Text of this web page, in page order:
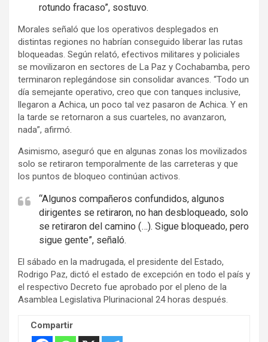
m
e
n
t
:
rotundo fracaso”, sostuvo.
Morales señaló que los operativos desplegados en
distintas regiones no habrían conseguido liberar las rutas
bloqueadas. Según relató, efectivos militares y policiales
se movilizaron en sectores de La Paz y Cochabamba, pero
terminaron replegándose sin consolidar avances. “Todo un
día semejante operativo, creo que con tanques inclusive,
llegaron a Achica, un poco tal vez pasaron de Achica. Y en
la tarde se retornaron a sus cuarteles, no avanzaron,
nada”, afirmó.
Asimismo, aseguró que en algunas zonas los movilizados
solo se retiraron temporalmente de las carreteras y que
los puntos de bloqueo continúan activos.
“Algunos compañeros confundidos, algunos
dirigentes se retiraron, no han desbloqueado, solo
se retiraron del camino (…). Sigue bloqueado, pero
sigue gente”, señaló.
El sábado en la madrugada, el presidente del Estado,
Rodrigo Paz, dictó el estado de excepción en todo el país y
el respectivo Decreto fue aprobado por el pleno de la
Asamblea Legislativa Plurinacional 24 horas después.
Compartir